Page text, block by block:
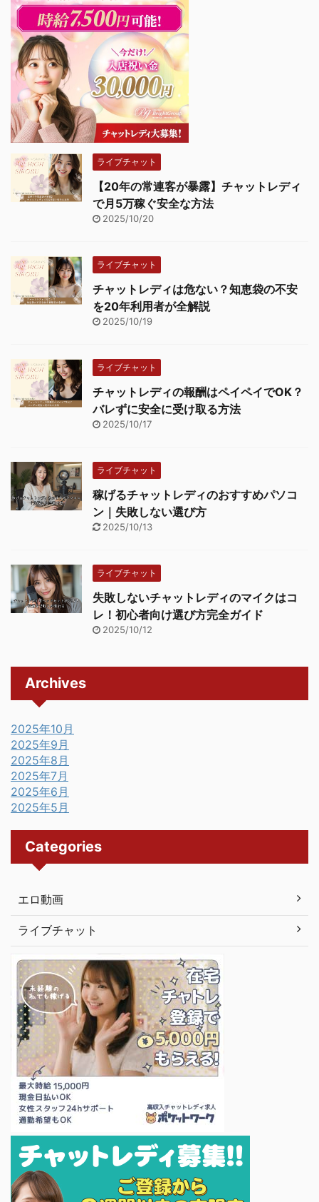
ライブチャット
【20年の常連客が暴露】チャットレディ
で月5万稼ぐ安全な方法
2025/10/20
ライブチャット
チャットレディは危ない？知恵袋の不安
を20年利用者が全解説
2025/10/19
ライブチャット
チャットレディの報酬はペイペイでOK？
バレずに安全に受け取る方法
2025/10/17
ライブチャット
稼げるチャットレディのおすすめパソコ
ン｜失敗しない選び方
2025/10/13
ライブチャット
失敗しないチャットレディのマイクはコ
レ！初心者向け選び方完全ガイド
2025/10/12
Archives
2025年10月
2025年9月
2025年8月
2025年7月
2025年6月
2025年5月
Categories
エロ動画
ライブチャット